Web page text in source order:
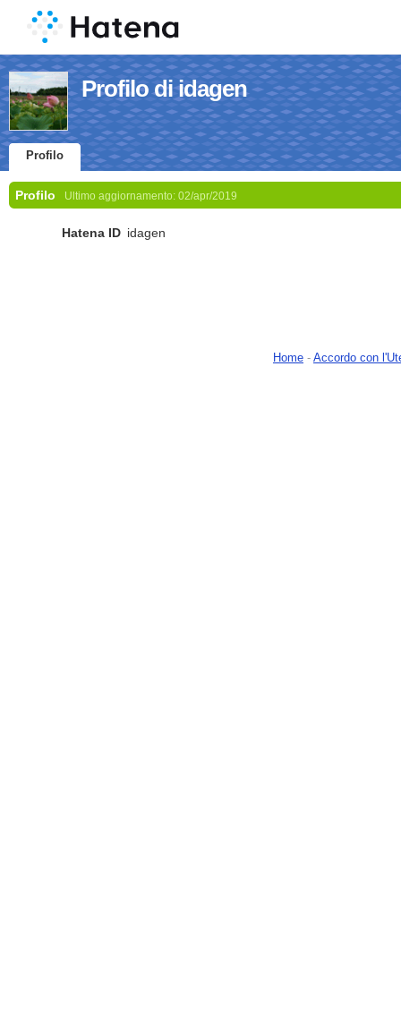
Profilo di idagen
Profilo
Profilo Ultimo aggiornamento: 02/apr/2019
Hatena ID idagen
Home - Accordo con